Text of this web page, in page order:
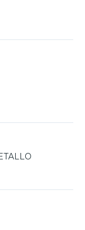
decorativo.
ingressi,
a
diverse varianti
arredo. Il
e viti forniti
di